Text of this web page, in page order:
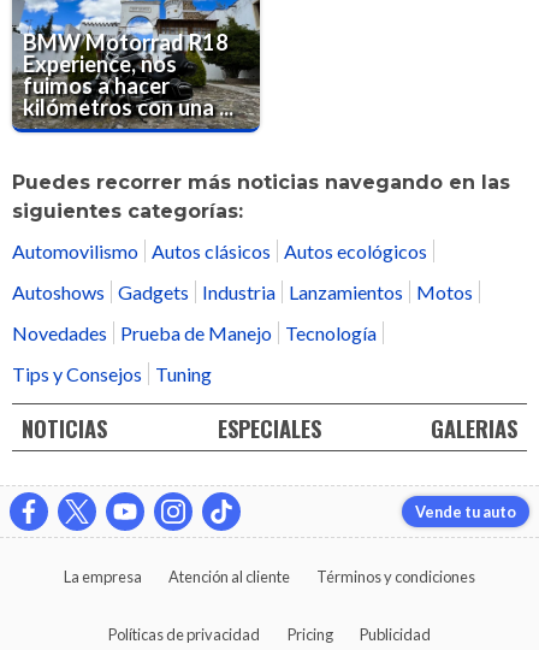
BMW Motorrad R18
Experience, nos
fuimos a hacer
kilómetros con una ...
Puedes recorrer más noticias navegando en las
siguientes categorías:
Automovilismo Autos clásicos
Autos ecológicos
Autoshows
Gadgets Industria Lanzamientos
Motos
Novedades
Prueba de Manejo
Tecnología
Tips y Consejos
Tuning
NOTICIAS ESPECIALES GALERIAS
Vende tu auto
La empresa Atención al cliente Términos y condiciones
Políticas de privacidad Pricing Publicidad